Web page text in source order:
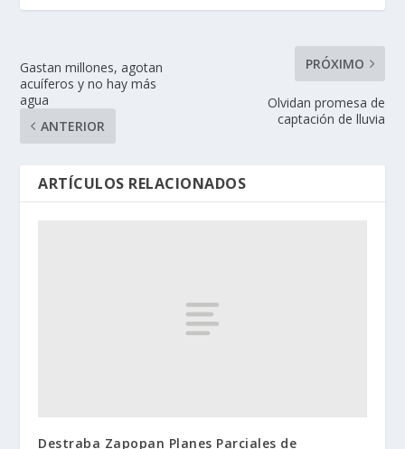
Gastan millones, agotan
acuíferos y no hay más
agua
ANTERIOR
PRÓXIMO
Olvidan promesa de
captación de lluvia
ARTÍCULOS RELACIONADOS
Destraba Zapopan Planes Parciales de